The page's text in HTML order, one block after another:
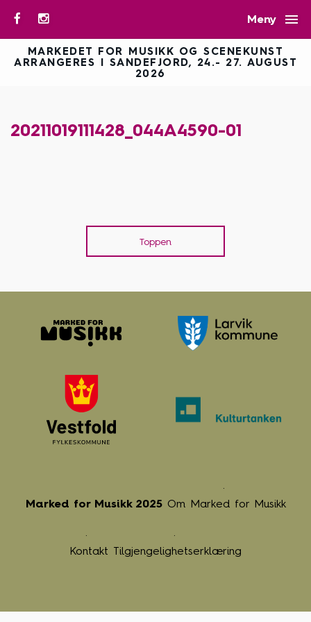
Meny 
MARKEDET FOR MUSIKK OG SCENEKUNST
ARRANGERES I SANDEFJORD, 24.- 27. AUGUST
2026
20211019111428_044A4590-01
Toppen
Marked for Musikk 2025 Om Marked for Musikk
Kontakt Tilgjengelighetserklæring